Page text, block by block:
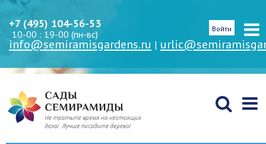
+7 (495) 104-56-53
10-00 : 19-00 (пн-вс)
info@semiramisgardens.ru |
Войти